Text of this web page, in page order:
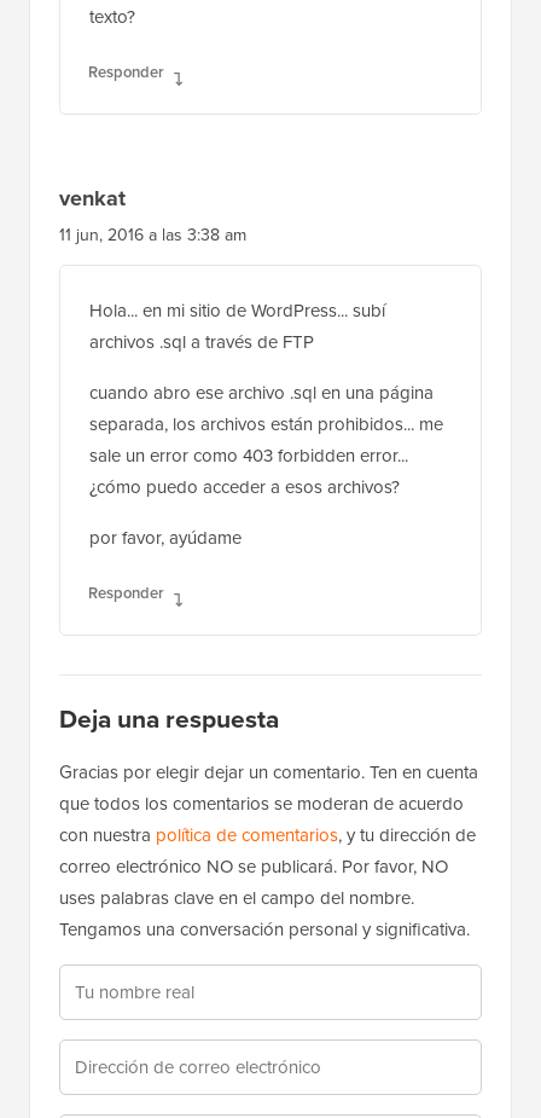
texto?
Responder
venkat
11 jun, 2016 a las 3:38 am
Hola... en mi sitio de WordPress... subí
archivos .sql a través de FTP
cuando abro ese archivo .sql en una página
separada, los archivos están prohibidos... me
sale un error como 403 forbidden error...
¿cómo puedo acceder a esos archivos?
por favor, ayúdame
Responder
Deja una respuesta
Gracias por elegir dejar un comentario. Ten en cuenta
que todos los comentarios se moderan de acuerdo
con nuestra política de comentarios, y tu dirección de
correo electrónico NO se publicará. Por favor, NO
uses palabras clave en el campo del nombre.
Tengamos una conversación personal y significativa.